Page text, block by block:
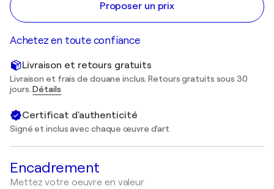
Proposer un prix
Achetez en toute confiance
Livraison et retours gratuits
Livraison et frais de douane inclus. Retours gratuits sous 30
jours.Détails
Certificat d'authenticité
Signé et inclus avec chaque œuvre d'art
Encadrement
Mettez votre oeuvre en valeur